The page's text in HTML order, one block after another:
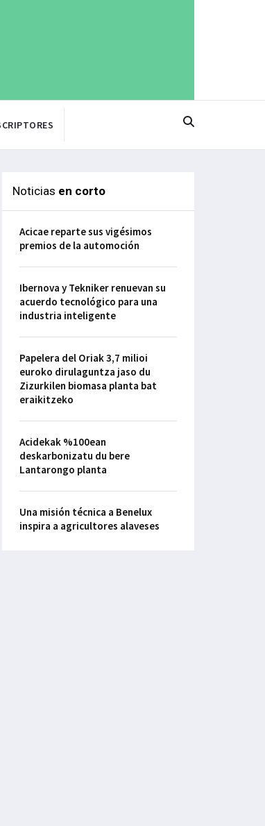
Noticias en corto
Acicae reparte sus vigésimos
premios de la automoción
Ibernova y Tekniker renuevan su
acuerdo tecnológico para una
industria inteligente
Papelera del Oriak 3,7 milioi
euroko dirulaguntza jaso du
Zizurkilen biomasa planta bat
eraikitzeko
Acidekak %100ean
deskarbonizatu du bere
Lantarongo planta
Una misión técnica a Benelux
inspira a agricultores alaveses